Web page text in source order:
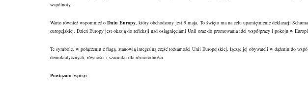
wspólnoty.
Warto również wspomnieć o Dniu Europy , który obchodzony jest 9 maja. To święto ma na celu upamiętnienie deklaracji
europejskiej. Dzień Europy jest okazją do refleksji nad osiągnięciami Unii oraz do promowania idei współpracy i pokoju w
Te symbole, w połączeniu z flagą, stanowią integralną część tożsamości Unii Europejskiej, łącząc jej obywateli w dążeniu do
demokratycznych, równości i szacunku dla różnorodności.
Powiązane wpisy: